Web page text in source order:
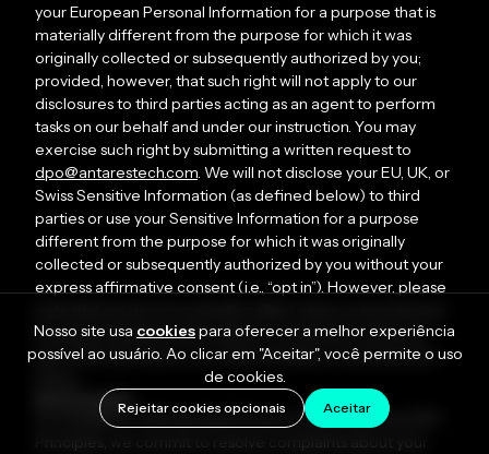
your European Personal Information for a purpose that is
materially different from the purpose for which it was
originally collected or subsequently authorized by you;
provided, however, that such right will not apply to our
disclosures to third parties acting as an agent to perform
tasks on our behalf and under our instruction. You may
exercise such right by submitting a written request to
dpo@antarestech.com. We will not disclose your EU, UK, or
Swiss Sensitive Information (as defined below) to third
parties or use your Sensitive Information for a purpose
different from the purpose for which it was originally
collected or subsequently authorized by you without your
express affirmative consent (i.e., “opt in”). However, please
European Sensitive Information in connection with your
use of the Services or our other activities covered by this
Reclamações
In compliance with the Data Privacy Frameworks and DPF
Nosso site usa cookiespara oferecer a melhor experiência
possível ao usuário. Ao clicar em "Aceitar", você permite o uso
de cookies.
Rejeitar cookies opcionais Aceitar